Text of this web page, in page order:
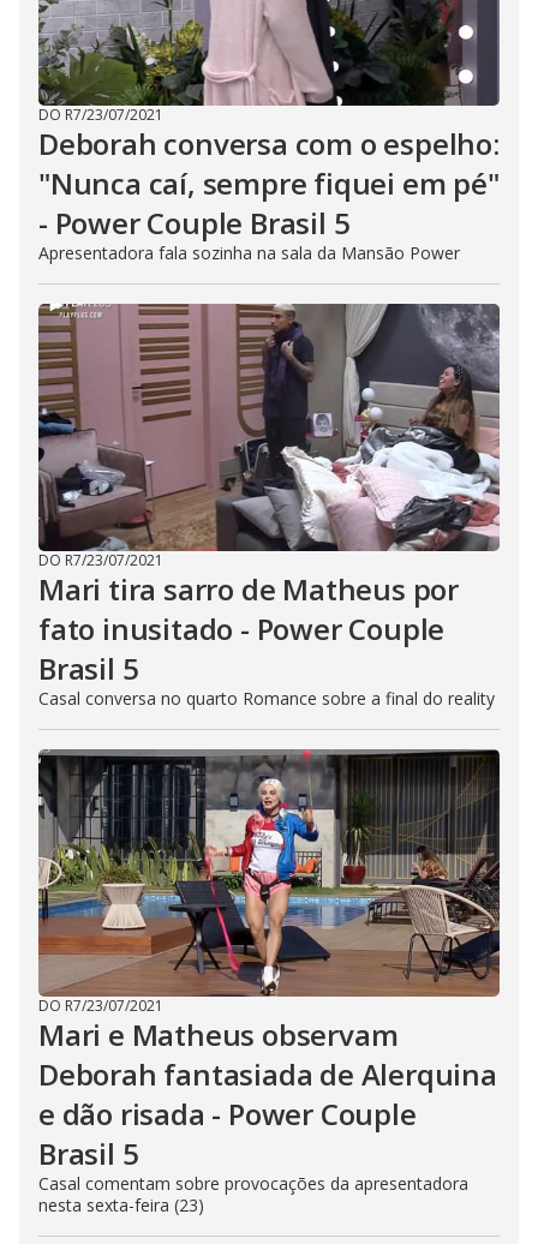
DO R7/23/07/2021
Deborah conversa com o espelho:
"Nunca caí, sempre fiquei em pé"
- Power Couple Brasil 5
Apresentadora fala sozinha na sala da Mansão Power
DO R7/23/07/2021
Mari tira sarro de Matheus por
fato inusitado - Power Couple
Brasil 5
Casal conversa no quarto Romance sobre a final do reality
DO R7/23/07/2021
Mari e Matheus observam
Deborah fantasiada de Alerquina
e dão risada - Power Couple
Brasil 5
Casal comentam sobre provocações da apresentadora
nesta sexta-feira (23)